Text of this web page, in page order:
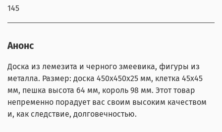
145
Анонс
Доска из лемезита и черного змеевика, фигуры из
металла. Размер: доска 450х450х25 мм, клетка 45х45
мм, пешка высота 64 мм, король 98 мм. Этот товар
непременно порадует вас своим высоким качеством
и, как следствие, долговечностью.